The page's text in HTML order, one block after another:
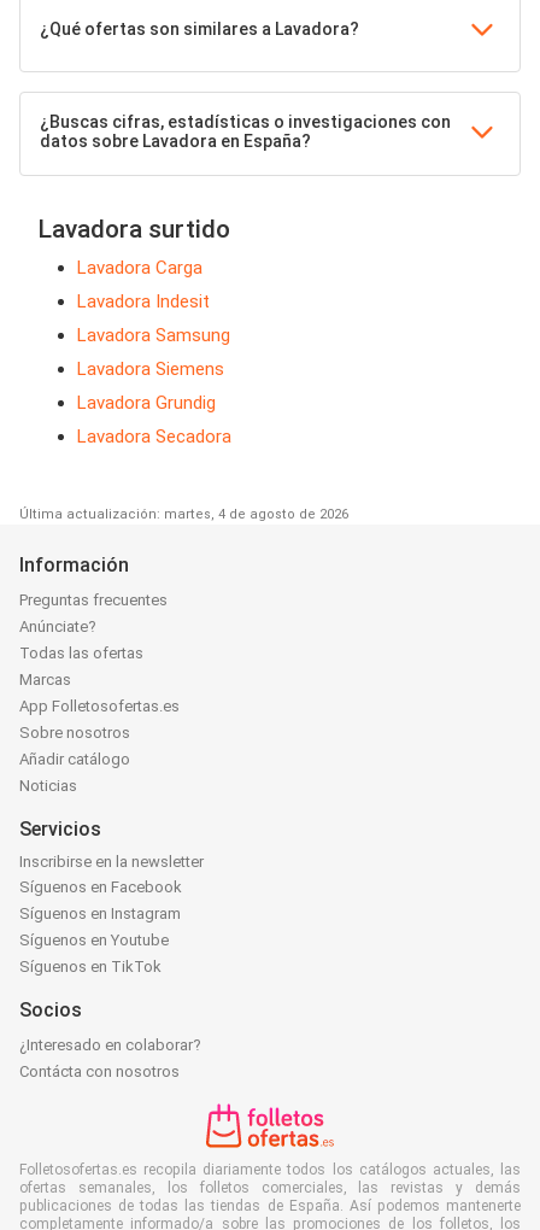
¿Qué ofertas son similares a Lavadora?
¿Buscas cifras, estadísticas o investigaciones con
datos sobre Lavadora en España?
Lavadora surtido
Lavadora Carga
Lavadora Indesit
Lavadora Samsung
Lavadora Siemens
Lavadora Grundig
Lavadora Secadora
Última actualización: martes, 4 de agosto de 2026
Información
Preguntas frecuentes
Anúnciate?
Todas las ofertas
Marcas
App Folletosofertas.es
Sobre nosotros
Añadir catálogo
Noticias
Servicios
Inscribirse en la newsletter
Síguenos en Facebook
Síguenos en Instagram
Síguenos en Youtube
Síguenos en TikTok
Socios
¿Interesado en colaborar?
Contácta con nosotros
Folletosofertas.es recopila diariamente todos los catálogos actuales, las
ofertas semanales, los folletos comerciales, las revistas y demás
publicaciones de todas las tiendas de España. Así podemos mantenerte
completamente informado/a sobre las promociones de los folletos, los